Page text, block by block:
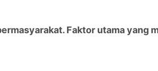
Faktor utama